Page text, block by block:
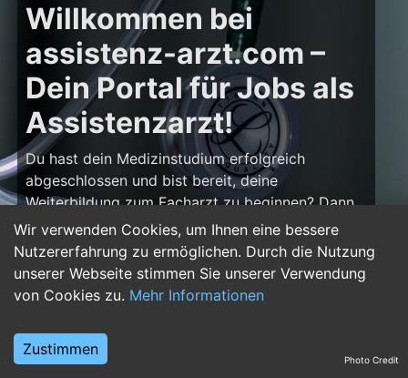
Wir verwenden Cookies, um Ihnen eine bessere
Nutzererfahrung zu ermöglichen. Durch die Nutzung
unserer Webseite stimmen Sie unserer Verwendung
von Cookies zu. Mehr Informationen
Zustimmen
Willkommen bei
assistenz-arzt.com –
Dein Portal für Jobs als
Assistenzarzt!
Du hast dein Medizinstudium erfolgreich
abgeschlossen und bist bereit, deine
Weiterbildung zum Facharzt zu beginnen? Dann
bist du aufassistenz-arzt.comgenau richtig!
Hier findest du zahlreiche Stellenangebote für
Assistenzärzte in allen Fachrichtungen – von der
Inneren Medizin über die Chirurgie bis hin zur
deine Karriere im Arztberuf und finde die
passende Klinik oder Praxis für deinen nächstenPhoto Credit